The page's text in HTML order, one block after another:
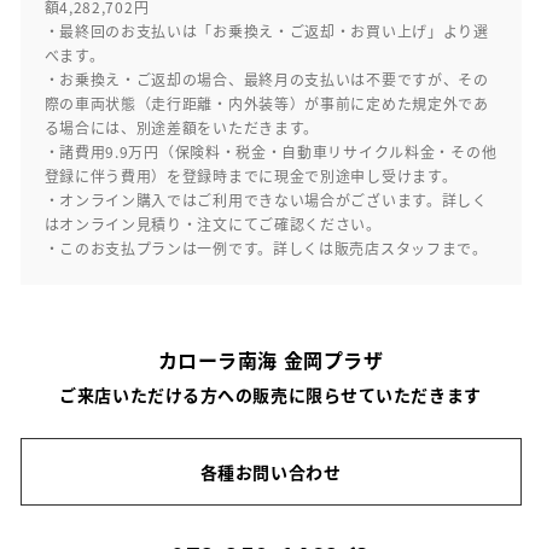
額4,282,702円
・最終回のお支払いは「お乗換え・ご返却・お買い上げ」より選
べます。
・お乗換え・ご返却の場合、最終月の支払いは不要ですが、その
際の車両状態（走行距離・内外装等）が事前に定めた規定外であ
る場合には、別途差額をいただきます。
・諸費用9.9万円（保険料・税金・自動車リサイクル料金・その他
登録に伴う費用）を登録時までに現金で別途申し受けます。
・オンライン購入ではご利用できない場合がございます。詳しく
はオンライン見積り・注文にてご確認ください。
・このお支払プランは一例です。詳しくは販売店スタッフまで。
カローラ南海 金岡プラザ
ご来店いただける方への販売に限らせていただきます
各種お問い合わせ